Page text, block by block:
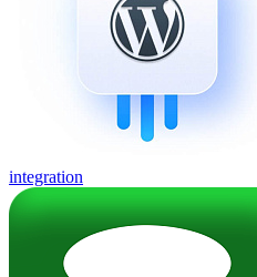
integration